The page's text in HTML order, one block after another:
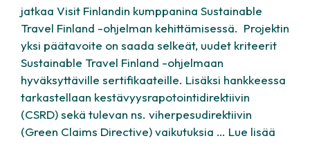
jatkaa Visit Finlandin kumppanina Sustainable
Travel Finland -ohjelman kehittämisessä. Projektin
yksi päätavoite on saada selkeät, uudet kriteerit
Sustainable Travel Finland -ohjelmaan
hyväksyttäville sertifikaateille. Lisäksi hankkeessa
tarkastellaan kestävyysrapotointidirektiivin
(CSRD) sekä tulevan ns. viherpesudirektiivin
(Green Claims Directive) vaikutuksia … Lue lisää